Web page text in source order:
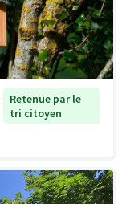
Retenue par le
tri citoyen